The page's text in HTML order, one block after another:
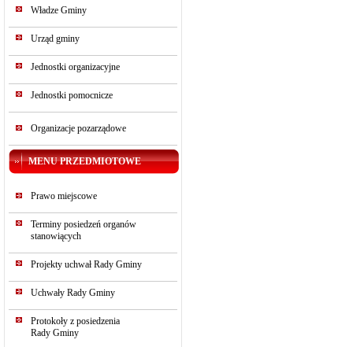
Władze Gminy
Urząd gminy
Jednostki organizacyjne
Jednostki pomocnicze
Organizacje pozarządowe
MENU PRZEDMIOTOWE
Prawo miejscowe
Terminy posiedzeń organów
stanowiących
Projekty uchwał Rady Gminy
Uchwały Rady Gminy
Protokoły z posiedzenia
Rady Gminy